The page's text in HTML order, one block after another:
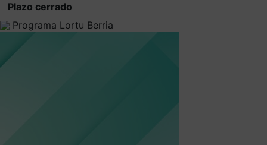
Plazo cerrado
Programa Lortu Berria